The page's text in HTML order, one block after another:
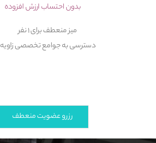
بدون احتساب ارزش افزوده
میز منعطف برای ۱ نفر
دسترسی به جوامع تخصصی زاویه
رزرو عضویت منعطف